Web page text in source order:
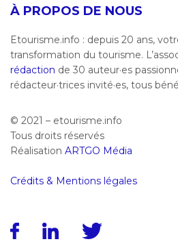
À PROPOS DE NOUS
Etourisme.info : depuis 20 ans,
transformation du tourisme.
rédaction de 30 auteur·es
rédacteur·trices invité·es, tous
© 2021 – etourisme.info
Tous droits réservés
Réalisation ARTGO Média
Crédits & Mentions légales